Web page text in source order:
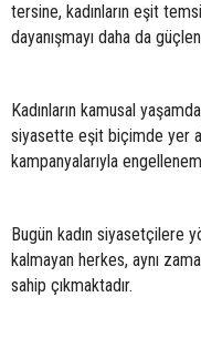
tersine, kadınların eşit
dayanışmayı daha da
Kadınların kamusal
siyasette eşit biçimde yer
kampanyalarıyla
Bugün kadın siyasetçilere
kalmayan herkes, aynı
sahip çıkmaktadır.